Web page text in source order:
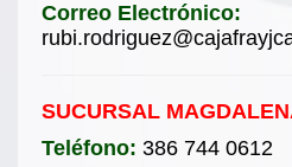
Correo Electrónico:
SUCURSAL
Teléfono: 386 744 0612